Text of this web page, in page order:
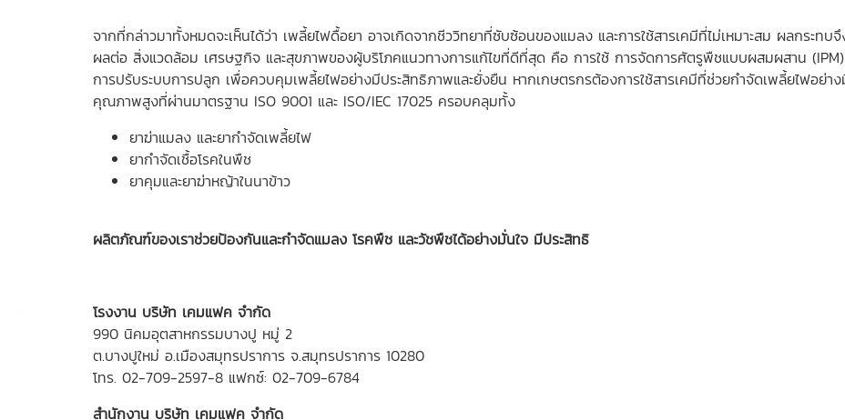
จากที่กล่าวมาทั้งหมดจะเห็นได้ว่า เพลี้ยไฟดื้อยา อาจเกิดจากชีววิทยาที่ซับซ้อนของแมลง และการใช้สารเคมีที่ไม่เหมาะสม ผลกระท
ผลต่อ สิ่งแวดล้อม เศรษฐกิจ และสุขภาพของผู้บริโภคแนวทางการแก้ไขที่ดีที่สุด คือ การใช้ การจัดการศัตรูพืชแบบผสมผสาน
การปรับระบบการปลูก เพื่อควบคุมเพลี้ยไฟอย่างมีประสิทธิภาพและยั่งยืน หากเกษตรกรต้องการใช้สารเคมีที่ช่วยกำจัดเพลี้ยไฟ
คุณภาพสูงที่ผ่านมาตรฐาน ISO 9001 และ ISO/IEC 17025 ครอบคลุมทั้ง
ยาฆ่าแมลง และยากำจัดเพลี้ยไฟ
ยากำจัดเชื้อโรคในพืช
ยาคุมและยาฆ่าหญ้าในนาข้าว
ผลิตภัณฑ์ของเราช่วยป้องกันและกำจัดแมลง โรคพืช และวัชพืชได้อย่างมั่นใจ มีประสิทธิ
โรงงาน บริษัท เคมแฟค จำกัด
990 นิคมอุตสาหกรรมบางปู หมู่ 2
ต.บางปูใหม่ อ.เมืองสมุทรปราการ จ.สมุทรปราการ 10280
โทร. 02-709-2597-8 แฟกซ์: 02-709-6784
สำนักงาน บริษัท เคมแฟค จำกัด